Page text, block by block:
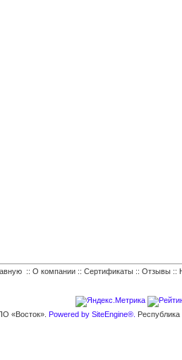
:: О компании :: Сертификаты :: Отзывы ::
«Восток». Powered by SiteEngine®.